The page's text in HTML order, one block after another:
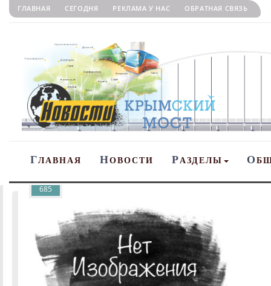
ГЛАВНАЯ СЕГОДНЯ РЕКЛАМА У НАС ОБРАТНАЯ СВЯЗЬ
ГЛАВНАЯ НОВОСТИ РАЗДЕЛЫ О
685